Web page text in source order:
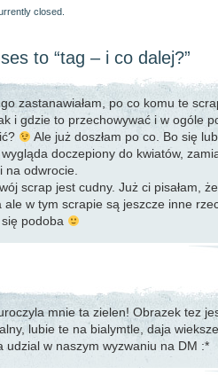
closed.
to “tag – i co dalej?”
zastanawiałam, po co komu te
i gdzie to przechowywać i w ogóle
Ale już doszłam po co. Bo się
wygląda doczepiony do kwiatów,
na odwrocie.
scrap jest cudny. Już ci pisałam,
ale w tym scrapie są jeszcze inne
podoba
mnie ta zielen! Obrazek tez
lubie te na bialymtle, daja
udzial w naszym wyzwaniu na DM :*